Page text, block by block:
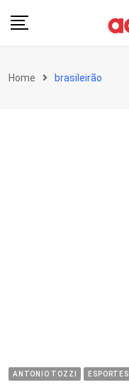
Home brasileirão
ANTONIO TOZZI ESPORTES